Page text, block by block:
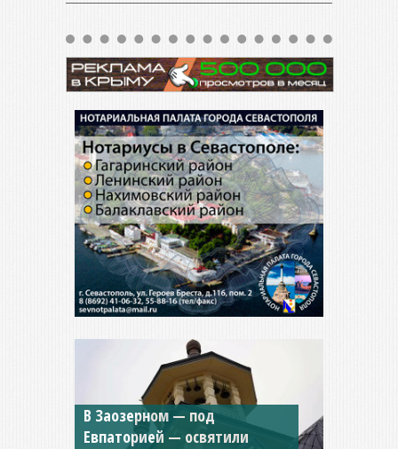
Мужской монастырь Косьмы
и Дамиана в Крыму вновь